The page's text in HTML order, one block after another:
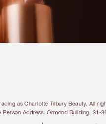
as Charlotte Tilbury Beauty. All
Person Address: Ormond Building, 31-